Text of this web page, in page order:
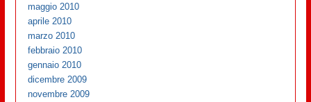
maggio 2010
aprile 2010
marzo 2010
febbraio 2010
gennaio 2010
dicembre 2009
novembre 2009